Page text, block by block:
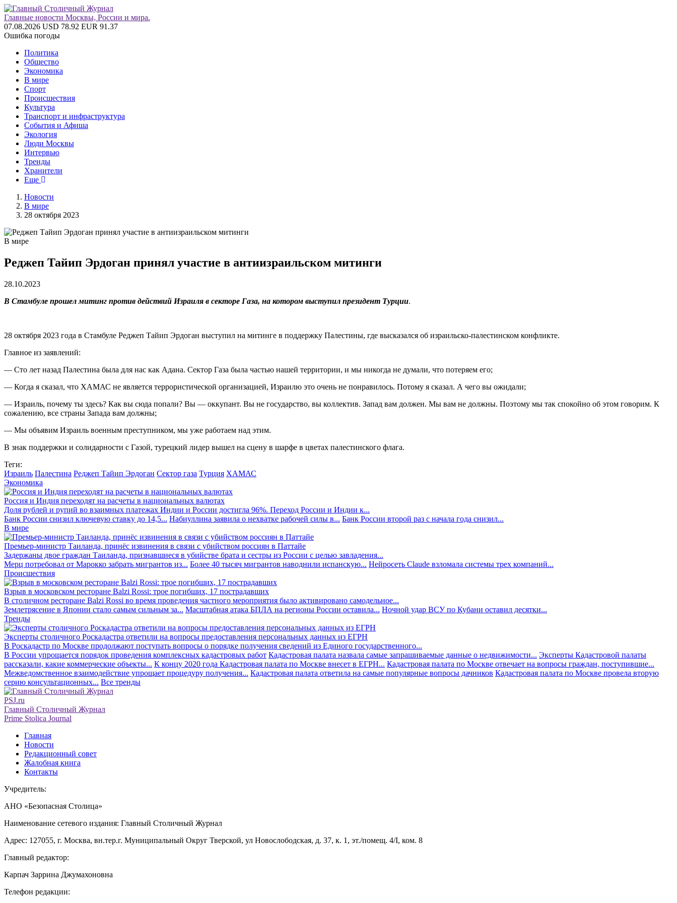
Главные новости Москвы, России и мира.
07.08.2026 USD 78.92 EUR 91.37
Ошибка погоды
Политика
Общество
Экономика
В мире
Спорт
Происшествия
Культура
Транспорт и инфраструктура
События и Афиша
Экология
Люди Москвы
Интервью
Тренды
Хранители
Еще
Новости
В мире
28 октября 2023
В мире
Реджеп Тайип Эрдоган принял участие в антиизраильском митинги
28.10.2023
В Стамбуле прошел митинг против действий Израиля в секторе Газа, на котором выступил президент Турции.
28 октября 2023 года в Стамбуле Реджеп Тайип Эрдоган выступил на митинге в поддержку Палестины, где высказался об израильско-палестинском конфликте.
Главное из заявлений:
— Сто лет назад Палестина была для нас как Адана. Сектор Газа была частью нашей территории, и мы никогда не думали, что потеряем его;
— Когда я сказал, что ХАМАС не является террористической организацией, Израилю это очень не понравилось. Потому я сказал. А чего вы ожидали;
— Израиль, почему ты здесь? Как вы сюда попали? Вы — оккупант. Вы не государство, вы коллектив. Запад вам должен. Мы вам не должны. Поэтому мы так спокойно об этом говорим. К
сожалению, все страны Запада вам должны;
— Мы объявим Израиль военным преступником, мы уже работаем над этим.
В знак поддержки и солидарности с Газой, турецкий лидер вышел на сцену в шарфе в цветах палестинского флага.
Теги:
Израиль Палестина Реджеп Тайип Эрдоган Сектор газа Турция ХАМАС
Экономика
Россия и Индия переходят на расчеты в национальных валютах
Доля рублей и рупий во взаимных платежах Индии и России достигла 96%. Переход России и Индии к...
Банк России снизил ключевую ставку до 14,5... Набиуллина заявила о нехватке рабочей силы в... Банк России второй раз с начала года снизил...
В мире
Премьер-министр Таиланда, принёс извинения в связи с убийством россиян в Паттайе
Задержаны двое граждан Таиланда, признавшиеся в убийстве брата и сестры из России с целью завладения...
Мерц потребовал от Марокко забрать мигрантов из... Более 40 тысяч мигрантов наводнили испанскую... Нейросеть Claude взломала системы трех компаний...
Происшествия
Взрыв в московском ресторане Balzi Rossi: трое погибших, 17 пострадавших
В столичном ресторане Balzi Rossi во время проведения частного мероприятия было активировано самодельное...
Землетрясение в Японии стало самым сильным за... Масштабная атака БПЛА на регионы России оставила... Ночной удар ВСУ по Кубани оставил десятки...
Тренды
Эксперты столичного Роскадастра ответили на вопросы предоставления персональных данных из ЕГРН
В Роскадастр по Москве продолжают поступать вопросы о порядке получения сведений из Единого государственного...
В России упрощается порядок проведения комплексных кадастровых работ Кадастровая палата назвала самые запрашиваемые данные о недвижимости... Эксперты Кадастровой палаты
рассказали, какие коммерческие объекты... К концу 2020 года Кадастровая палата по Москве внесет в ЕГРН... Кадастровая палата по Москве отвечает на вопросы граждан, поступившие...
Межведомственное взаимодействие упрощает процедуру получения... Кадастровая палата ответила на самые популярные вопросы дачников Кадастровая палата по Москве провела вторую
серию консультационных... Все тренды
PSJ.ru
Главный Столичный Журнал
Prime Stolica Journal
Главная
Новости
Редакционный совет
Жалобная книга
Контакты
Учредитель:
АНО «Безопасная Столица»
Наименование сетевого издания: Главный Столичный Журнал
Адрес: 127055, г. Москва, вн.тер.г. Муниципальный Округ Тверской, ул Новослободская, д. 37, к. 1, эт./помещ. 4/I, ком. 8
Главный редактор:
Карпач Заррина Джумахоновна
Телефон редакции: